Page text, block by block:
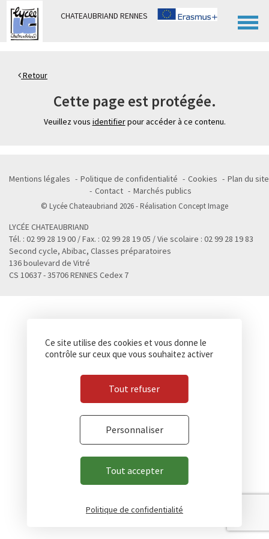
CHATEAUBRIAND RENNES
Retour
Cette page est protégée.
Veuillez vous identifierpour accéder à ce contenu.
Mentions légales Politique de confidentialité Cookies
Plan du site
Contact
Marchés publics
© Lycée Chateaubriand 2026 - Réalisation Concept Image
LYCÉE CHATEAUBRIAND
Tél. : 02 99 28 19 00 / Fax. : 02 99 28 19 05 / Vie scolaire : 02 99 28 19 83
Second cycle, Abibac, Classes préparatoires
136 boulevard de Vitré
CS 10637 - 35706 RENNES Cedex 7
Panneau de gestion des cookies
Ce site utilise des cookies et vous donne le
contrôle sur ceux que vous souhaitez activer
Tout accepter
Tout refuser
Personnaliser
Politique de confidentialité